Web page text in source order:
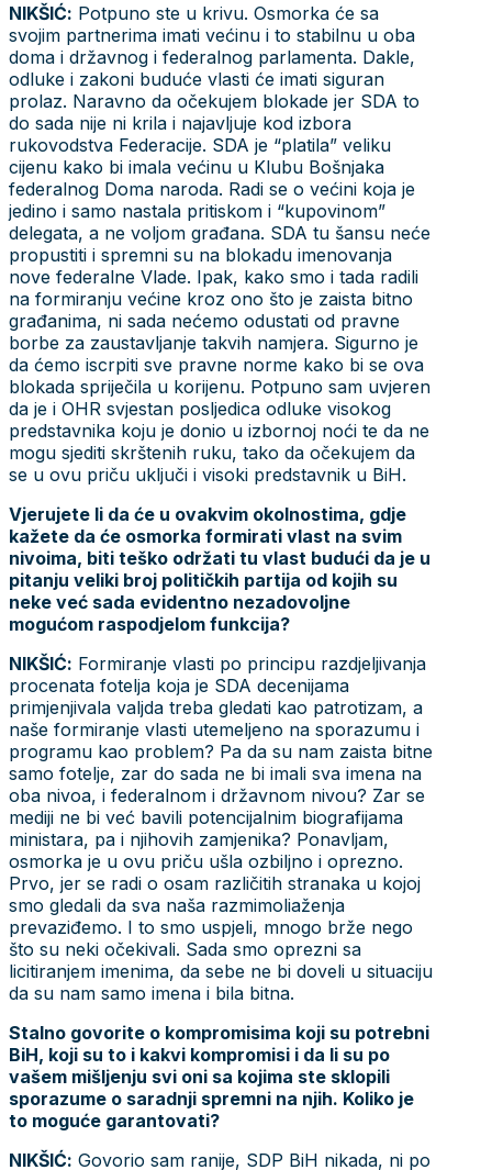
NIKŠIĆ: Potpuno ste u krivu. Osmorka će sa
svojim partnerima imati većinu i to stabilnu u oba
doma i državnog i federalnog parlamenta. Dakle,
odluke i zakoni buduće vlasti će imati siguran
prolaz. Naravno da očekujem blokade jer SDA to
do sada nije ni krila i najavljuje kod izbora
rukovodstva Federacije. SDA je “platila” veliku
cijenu kako bi imala većinu u Klubu Bošnjaka
federalnog Doma naroda. Radi se o većini koja je
jedino i samo nastala pritiskom i “kupovinom”
delegata, a ne voljom građana. SDA tu šansu neće
propustiti i spremni su na blokadu imenovanja
nove federalne Vlade. Ipak, kako smo i tada radili
na formiranju većine kroz ono što je zaista bitno
građanima, ni sada nećemo odustati od pravne
borbe za zaustavljanje takvih namjera. Sigurno je
da ćemo iscrpiti sve pravne norme kako bi se ova
blokada spriječila u korijenu. Potpuno sam uvjeren
da je i OHR svjestan posljedica odluke visokog
predstavnika koju je donio u izbornoj noći te da ne
mogu sjediti skrštenih ruku, tako da očekujem da
se u ovu priču uključi i visoki predstavnik u BiH.
Vjerujete li da će u ovakvim okolnostima, gdje
kažete da će osmorka formirati vlast na svim
nivoima, biti teško održati tu vlast budući da je u
pitanju veliki broj političkih partija od kojih su
neke već sada evidentno nezadovoljne
mogućom raspodjelom funkcija?
NIKŠIĆ: Formiranje vlasti po principu razdjeljivanja
procenata fotelja koja je SDA decenijama
primjenjivala valjda treba gledati kao patrotizam, a
naše formiranje vlasti utemeljeno na sporazumu i
programu kao problem? Pa da su nam zaista bitne
samo fotelje, zar do sada ne bi imali sva imena na
oba nivoa, i federalnom i državnom nivou? Zar se
mediji ne bi već bavili potencijalnim biografijama
ministara, pa i njihovih zamjenika? Ponavljam,
osmorka je u ovu priču ušla ozbiljno i oprezno.
Prvo, jer se radi o osam različitih stranaka u kojoj
smo gledali da sva naša razmimoliaženja
prevaziđemo. I to smo uspjeli, mnogo brže nego
što su neki očekivali. Sada smo oprezni sa
licitiranjem imenima, da sebe ne bi doveli u situaciju
da su nam samo imena i bila bitna.
Stalno govorite o kompromisima koji su potrebni
BiH, koji su to i kakvi kompromisi i da li su po
vašem mišljenju svi oni sa kojima ste sklopili
sporazume o saradnji spremni na njih. Koliko je
to moguće garantovati?
NIKŠIĆ: Govorio sam ranije, SDP BiH nikada, ni po